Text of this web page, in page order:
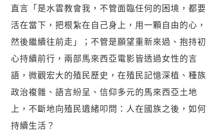
直言「是水雲教會我，不管面臨任何的困境，都要
活在當下，把根紮在自己身上，用一顆自由的心，
然後繼續往前走」；不管是願望重新來過、抱持初
心持續前行，兩部馬來西亞電影皆透過女性的言
語，微觀宏大的殖民歷史，在殖民記憶深植、種族
政治複雜、語言紛呈、信仰多元的馬來西亞土地
上，不斷地向殖民遺緒叩問：人在國族之後，如何
持續生活？